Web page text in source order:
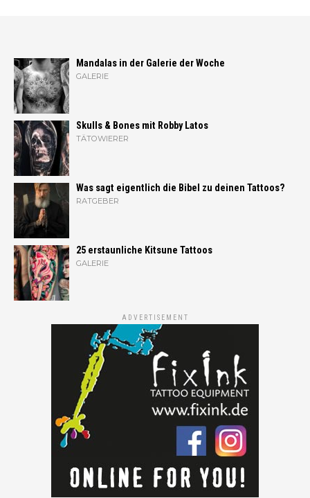
Mandalas in der Galerie der Woche
GALERIE
Skulls & Bones mit Robby Latos
TÄTOWIERER
Was sagt eigentlich die Bibel zu deinen Tattoos?
RATGEBER
25 erstaunliche Kitsune Tattoos
GALERIE
ADVERTISEMENT